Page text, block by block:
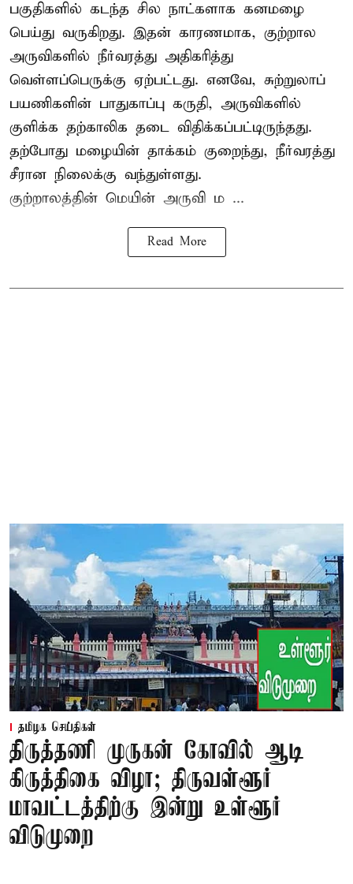
பகுதிகளில் கடந்த சில நாட்களாக கனமழை
பெய்து வருகிறது. இதன் காரணமாக, குற்றால
அருவிகளில் நீர்வரத்து அதிகரித்து
வெள்ளப்பெருக்கு ஏற்பட்டது. எனவே, சுற்றுலாப்
பயணிகளின் பாதுகாப்பு கருதி, அருவிகளில்
குளிக்க தற்காலிக தடை விதிக்கப்பட்டிருந்தது.
தற்போது மழையின் தாக்கம் குறைந்து, நீர்வரத்து
சீரான நிலைக்கு வந்துள்ளது.
குற்றாலத்தின் மெயின் அருவி ம ...
Read More
தமிழக செய்திகள்
திருத்தணி முருகன் கோவில் ஆடி
கிருத்திகை விழா; திருவள்ளூர்
மாவட்டத்திற்கு இன்று உள்ளூர்
விடுமுறை